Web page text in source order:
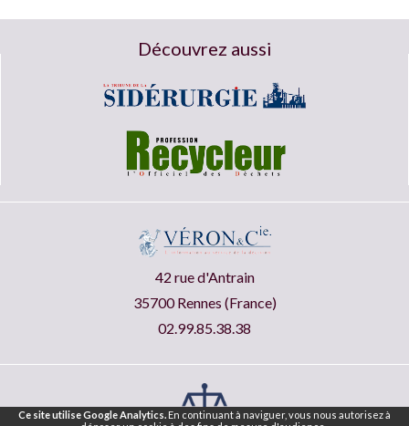
Ce site utilise Google Analytics. En continuant à naviguer, vous nous autorisez à
Découvrez aussi
42 rue d'Antrain
35700 Rennes (France)
02.99.85.38.38